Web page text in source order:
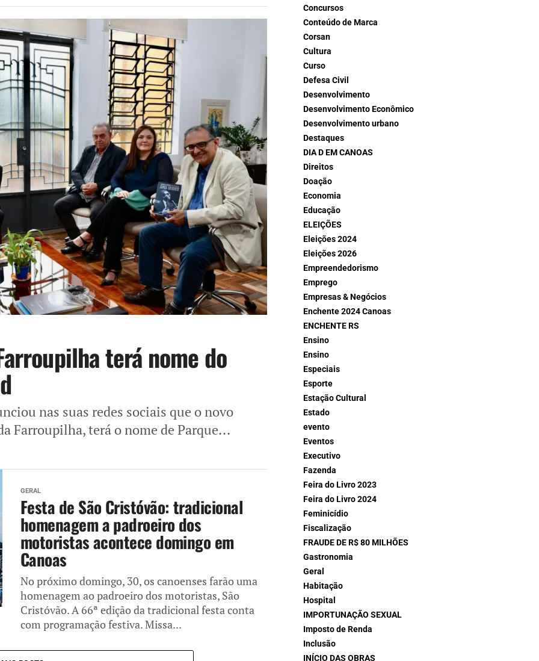
terá nome do
nas suas redes sociais que o novo
Farroupilha, terá o nome de Parque...
GERAL
Festa de São Cristóvão: tradicional
homenagem a padroeiro dos
motoristas acontece domingo em
Canoas
No próximo domingo, 30, os canoenses farão uma
homenagem ao padroeiro dos motoristas, São
Cristóvão. A 66ª edição da tradicional festa conta
com programação festiva. Missa...
Concursos
Conteúdo de Marca
Corsan
Cultura
Curso
Defesa Civil
Desenvolvimento
Desenvolvimento Econômico
Desenvolvimento urbano
Destaques
DIA D EM CANOAS
Direitos
Doação
Economia
Educação
ELEIÇÕES
Eleições 2024
Eleições 2026
Empreendedorismo
Emprego
Empresas & Negócios
Enchente 2024 Canoas
ENCHENTE RS
Ensino
Ensino
Especiais
Esporte
Estação Cultural
Estado
evento
Eventos
Executivo
Fazenda
Feira do Livro 2023
Feira do Livro 2024
Feminicídio
Fiscalização
FRAUDE DE R$ 80 MILHÕES
Gastronomia
Geral
Habitação
Hospital
IMPORTUNAÇÃO SEXUAL
Imposto de Renda
Inclusão
INÍCIO DAS OBRAS